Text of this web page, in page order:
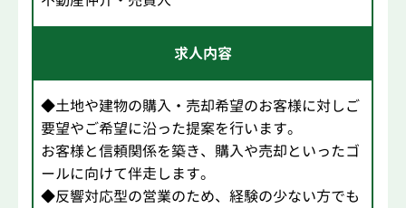
求人内容
◆土地や建物の購入・売却希望のお客様に対しご
要望やご希望に沿った提案を行います。
お客様と信頼関係を築き、購入や売却といったゴ
ールに向けて伴走します。
◆反響対応型の営業のため、経験の少ない方でも